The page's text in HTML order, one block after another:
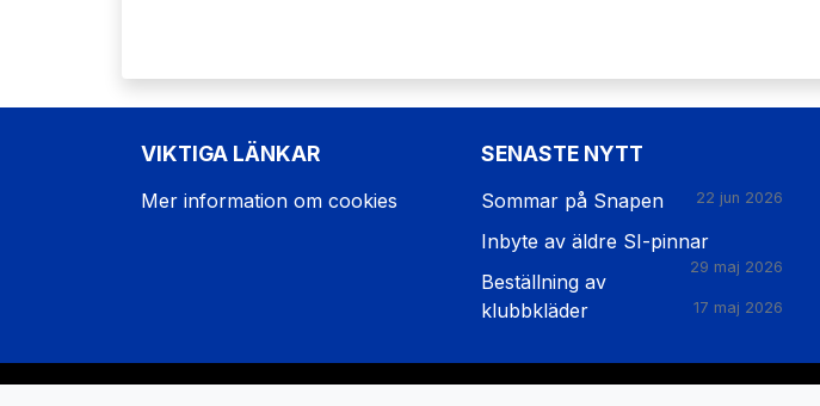
VIKTIGA LÄNKAR
Mer information om cookies
SENASTE NYTT
Sommar på Snapen 22 jun 2026
Inbyte av äldre SI-pinnar
29 maj 2026
Beställning av
klubbkläder
17 maj 2026